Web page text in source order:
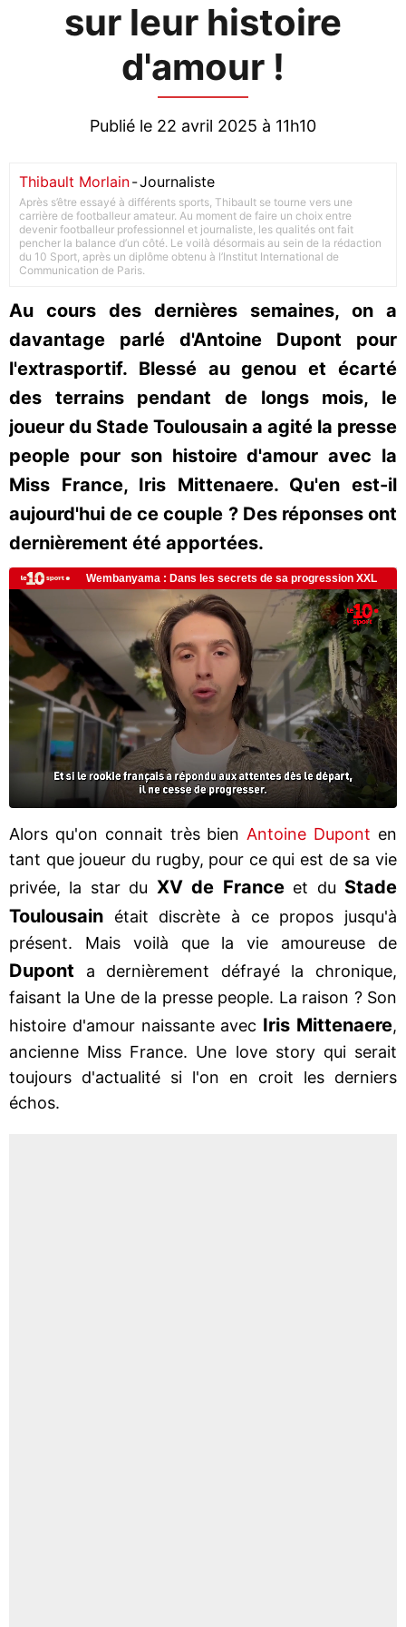
sur leur histoire
d'amour !
Publié le 22 avril 2025 à 11h10
Thibault Morlain-Journaliste
Après s’être essayé à différents sports, Thibault se tourne vers une
carrière de footballeur amateur. Au moment de faire un choix entre
devenir footballeur professionnel et journaliste, les qualités ont fait
pencher la balance d’un côté. Le voilà désormais au sein de la rédaction
du 10 Sport, après un diplôme obtenu à l’Institut International de
Communication de Paris.
Au cours des dernières semaines, on a
davantage parlé d'Antoine Dupont pour
l'extrasportif. Blessé au genou et écarté
des terrains pendant de longs mois, le
joueur du Stade Toulousain a agité la presse
people pour son histoire d'amour avec la
Miss France, Iris Mittenaere. Qu'en est-il
aujourd'hui de ce couple ? Des réponses ont
dernièrement été apportées.
Alors qu'on connait très bien Antoine Dupont en
tant que joueur du rugby, pour ce qui est de sa vie
privée, la star du XV de France et du Stade
Toulousain était discrète à ce propos jusqu'à
présent. Mais voilà que la vie amoureuse de
Dupont
a dernièrement défrayé la chronique,
faisant la Une de la presse people. La raison ? Son
histoire d'amour naissante avec Iris Mittenaere,
ancienne Miss France. Une love story qui serait
toujours d'actualité si l'on en croit les derniers
échos.